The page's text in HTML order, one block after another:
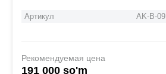
Артикул AK-B-09
Рекомендуемая цена
191 000 so'm